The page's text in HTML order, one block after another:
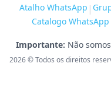
Atalho WhatsApp |
Catalogo WhatsApp
Importante: Não
2026© Todos os direitos